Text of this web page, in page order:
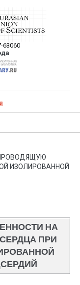
—
в
журнале
научных статей в
ИЗОЛИРОВАННОЙ
НА
ПРИ